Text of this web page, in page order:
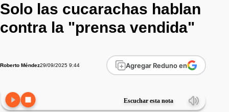
Solo las cucarachas hablan
contra la "prensa vendida"
Roberto Méndez29/09/2025 9:44 Agregar Reduno en
Escuchar esta nota